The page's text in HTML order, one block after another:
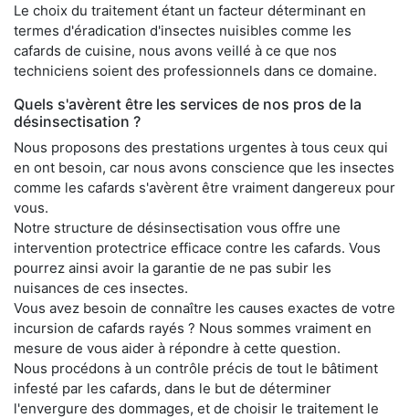
Le choix du traitement étant un facteur déterminant en
termes d'éradication d'insectes nuisibles comme les
cafards de cuisine, nous avons veillé à ce que nos
techniciens soient des professionnels dans ce domaine.
Quels s'avèrent être les services de nos pros de la
désinsectisation ?
Nous proposons des prestations urgentes à tous ceux qui
en ont besoin, car nous avons conscience que les insectes
comme les cafards s'avèrent être vraiment dangereux pour
vous.
Notre structure de désinsectisation vous offre une
intervention protectrice efficace contre les cafards. Vous
pourrez ainsi avoir la garantie de ne pas subir les
nuisances de ces insectes.
Vous avez besoin de connaître les causes exactes de votre
incursion de cafards rayés ? Nous sommes vraiment en
mesure de vous aider à répondre à cette question.
Nous procédons à un contrôle précis de tout le bâtiment
infesté par les cafards, dans le but de déterminer
l'envergure des dommages, et de choisir le traitement le